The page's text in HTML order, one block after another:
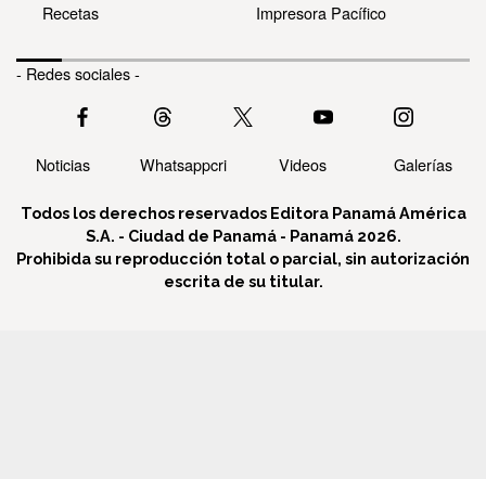
Recetas
Impresora Pacífico
- Redes sociales -
Noticias Whatsappcri Videos Galerías
Todos los derechos reservados Editora Panamá América
S.A. - Ciudad de Panamá - Panamá 2026.
Prohibida su reproducción total o parcial, sin autorización
escrita de su titular.